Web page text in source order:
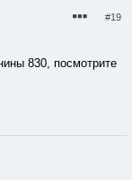
#19
830, посмотрите